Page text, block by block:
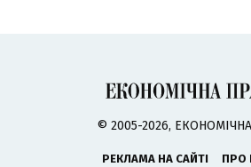
© 2005-2026,
РЕКЛАМА НА САЙТІ
ПРО